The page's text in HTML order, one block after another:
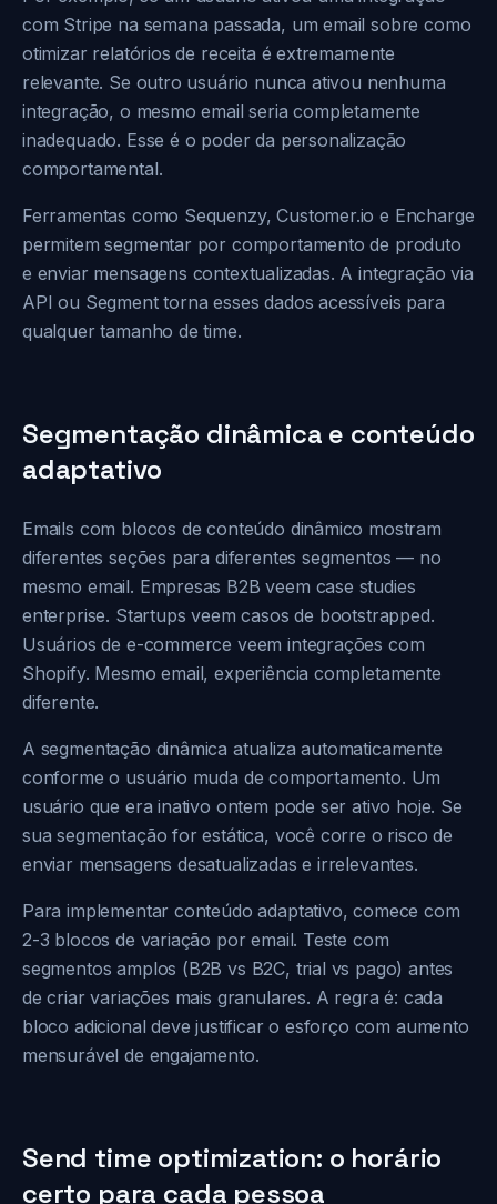
com Stripe na semana passada, um email sobre como
otimizar relatórios de receita é extremamente
relevante. Se outro usuário nunca ativou nenhuma
integração, o mesmo email seria completamente
inadequado. Esse é o poder da personalização
comportamental.
Ferramentas como Sequenzy, Customer.io e Encharge
permitem segmentar por comportamento de produto
e enviar mensagens contextualizadas. A integração via
API ou Segment torna esses dados acessíveis para
qualquer tamanho de time.
Segmentação dinâmica e conteúdo
adaptativo
Emails com blocos de conteúdo dinâmico mostram
diferentes seções para diferentes segmentos — no
mesmo email. Empresas B2B veem case studies
enterprise. Startups veem casos de bootstrapped.
Usuários de e-commerce veem integrações com
Shopify. Mesmo email, experiência completamente
diferente.
A segmentação dinâmica atualiza automaticamente
conforme o usuário muda de comportamento. Um
usuário que era inativo ontem pode ser ativo hoje. Se
sua segmentação for estática, você corre o risco de
enviar mensagens desatualizadas e irrelevantes.
Para implementar conteúdo adaptativo, comece com
2-3 blocos de variação por email. Teste com
segmentos amplos (B2B vs B2C, trial vs pago) antes
de criar variações mais granulares. A regra é: cada
bloco adicional deve justificar o esforço com aumento
mensurável de engajamento.
Send time optimization: o horário
certo para cada pessoa